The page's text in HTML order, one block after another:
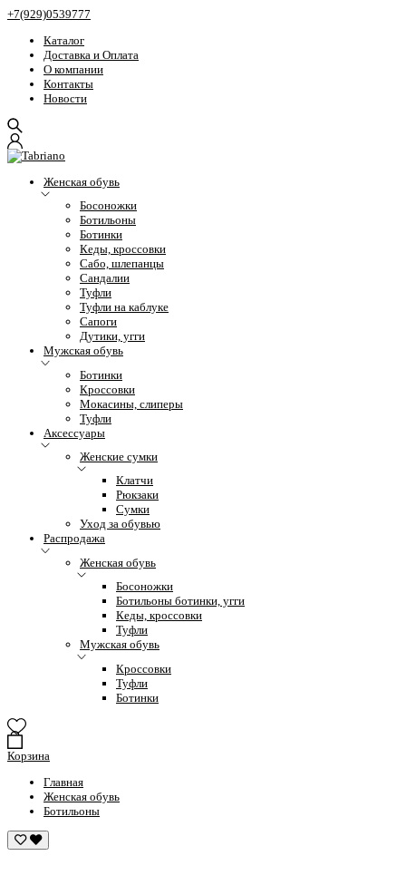
+7(929)0539777
Каталог
Доставка и Оплата
О компании
Контакты
Новости
Женская обувь
Босоножки
Ботильоны
Ботинки
Кеды, кроссовки
Сабо, шлепанцы
Сандалии
Туфли
Туфли на каблуке
Сапоги
Дутики, угги
Мужская обувь
Ботинки
Кроссовки
Мокасины, слиперы
Туфли
Аксессуары
Женские сумки
Клатчи
Рюкзаки
Сумки
Уход за обувью
Распродажа
Женская обувь
Босоножки
Ботильоны ботинки, угги
Кеды, кроссовки
Туфли
Мужская обувь
Кроссовки
Туфли
Ботинки
Корзина
Главная
Женская обувь
Ботильоны